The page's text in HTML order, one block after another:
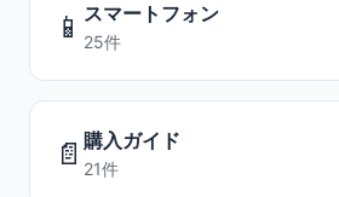
📱 スマートフォン
25件
📄 購入ガイド
21件